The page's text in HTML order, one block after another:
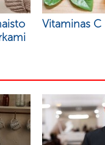
Vitaminas C